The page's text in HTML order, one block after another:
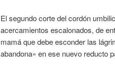
El segundo corte del cordón
acercamientos escalonados, de
mamá que debe esconder las
abandona» en ese nuevo reducto